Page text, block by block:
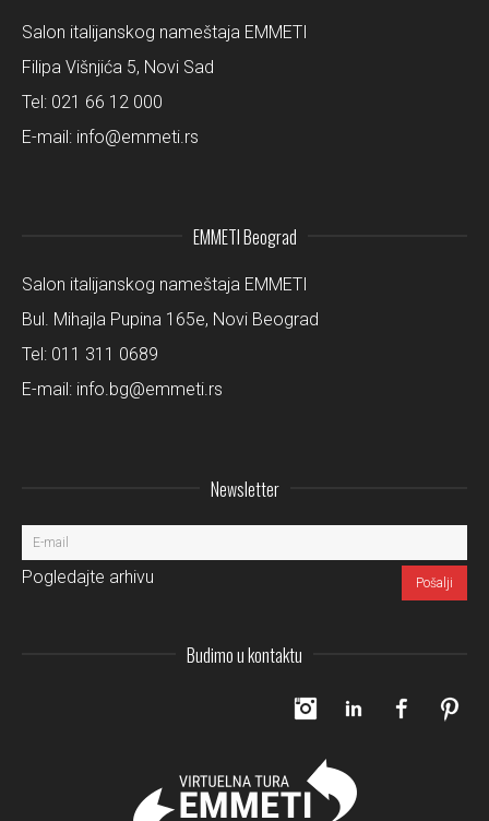
Salon italijanskog nameštaja EMMETI
Filipa Višnjića 5, Novi Sad
Tel: 021 66 12 000
E-mail: info@emmeti.rs
EMMETI Beograd
Salon italijanskog nameštaja EMMETI
Bul. Mihajla Pupina 165e, Novi Beograd
Tel: 011 311 0689
E-mail: info.bg@emmeti.rs
Newsletter
Pogledajte arhivu
Budimo u kontaktu
InstagramLinkedIn